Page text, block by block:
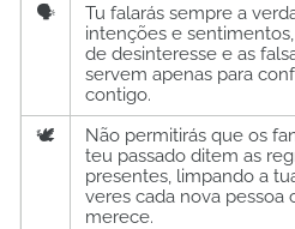
🗣️
Tu falarás sempre a
intenções e
de desinteresse e as
servem apenas para
contigo.
🕊️
Não permitirás que os
teu passado ditem as
presentes, limpando a
veres cada nova pessoa
merece.